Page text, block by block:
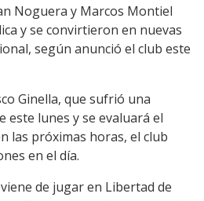
Link
Noguera y Marcos Montiel
y se convirtieron en nuevas
según anunció el club este
Ginella, que sufrió una
este lunes y se evaluará el
las próximas horas, el club
en el día.
de jugar en Libertad de